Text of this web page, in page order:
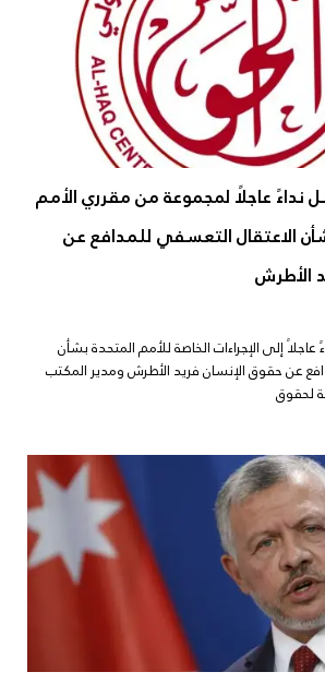
عاجلًا لمجموعة من مقرري الأمم
الاعتقال التعسفي للمدافع عن
الأطرش
إلى الإجراءات الخاصة للأمم المتحدة بشأن
عن حقوق الإنسان فريد الأطرش ومدير المكتب
لحقوق